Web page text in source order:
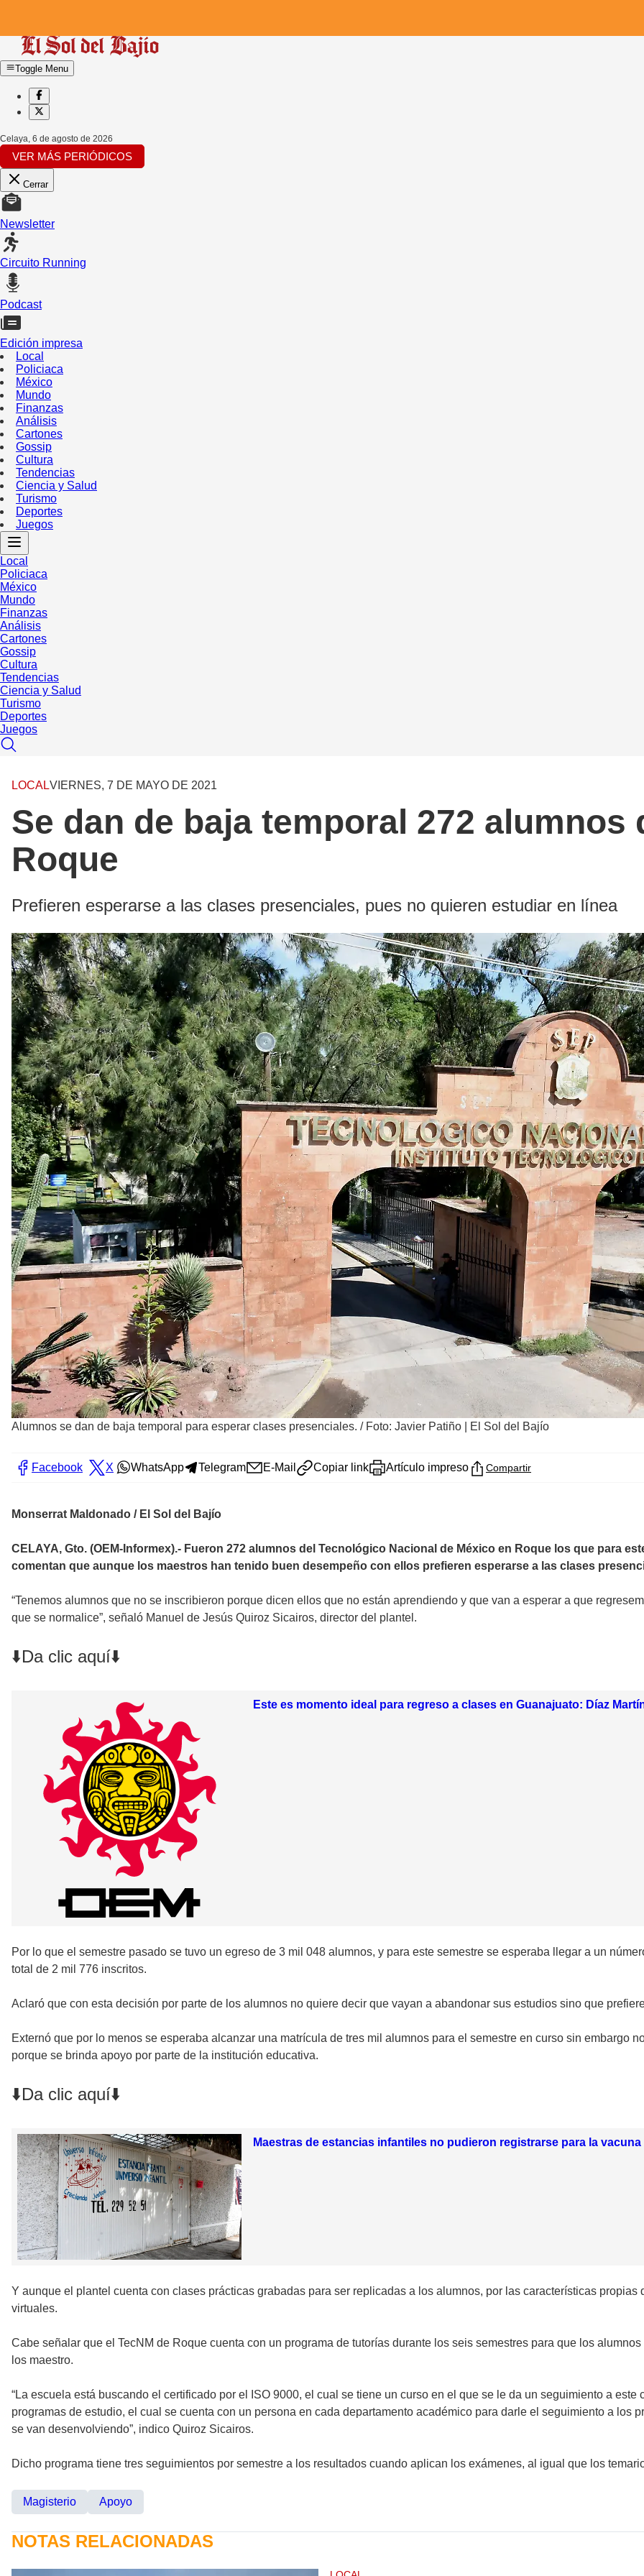
Toggle Menu
Celaya, 6 de agosto de 2026
VER MÁS PERIÓDICOS
Cerrar
Newsletter
Circuito Running
Podcast
Edición impresa
Local
Policiaca
México
Mundo
Finanzas
Análisis
Cartones
Gossip
Cultura
Tendencias
Ciencia y Salud
Turismo
Deportes
Juegos
Local
Policiaca
México
Mundo
Finanzas
Análisis
Cartones
Gossip
Cultura
Tendencias
Ciencia y Salud
Turismo
Deportes
Juegos
LOCALVIERNES, 7 DE MAYO DE 2021
Se dan de baja temporal 272 alumnos
Roque
Prefieren esperarse a las clases presenciales, pues no quieren estudiar en línea
Alumnos se dan de baja temporal para esperar clases presenciales. / Foto: Javier Patiño | El Sol del Bajío
Facebook X WhatsApp Telegram E-Mail Copiar link Artículo impreso Compartir
Monserrat Maldonado / El Sol del Bajío
CELAYA, Gto. (OEM-Informex).- Fueron 272 alumnos del Tecnológico Nacional de México en Roque los que para
comentan que aunque los maestros han tenido buen desempeño con ellos prefieren esperarse a las clases
“Tenemos alumnos que no se inscribieron porque dicen ellos que no están aprendiendo y que van a esperar a que
que se normalice”, señaló Manuel de Jesús Quiroz Sicairos, director del plantel.
⬇️Da clic aquí⬇️
Este es momento ideal para regreso a clases en Guanajuato: Díaz
Por lo que el semestre pasado se tuvo un egreso de 3 mil 048 alumnos, y para este semestre se esperaba llegar a un
total de 2 mil 776 inscritos.
Aclaró que con esta decisión por parte de los alumnos no quiere decir que vayan a abandonar sus estudios sino que
Externó que por lo menos se esperaba alcanzar una matrícula de tres mil alumnos para el semestre en curso sin embargo
porque se brinda apoyo por parte de la institución educativa.
⬇️Da clic aquí⬇️
Maestras de estancias infantiles no pudieron registrarse para la vacuna
Y aunque el plantel cuenta con clases prácticas grabadas para ser replicadas a los alumnos, por las características
virtuales.
Cabe señalar que el TecNM de Roque cuenta con un programa de tutorías durante los seis semestres para que los
los maestro.
“La escuela está buscando el certificado por el ISO 9000, el cual se tiene un curso en el que se le da un seguimiento a
programas de estudio, el cual se cuenta con un persona en cada departamento académico para darle el seguimiento a los
se van desenvolviendo”, indico Quiroz Sicairos.
Dicho programa tiene tres seguimientos por semestre a los resultados cuando aplican los exámenes, al igual que los
Magisterio Apoyo
NOTAS RELACIONADAS